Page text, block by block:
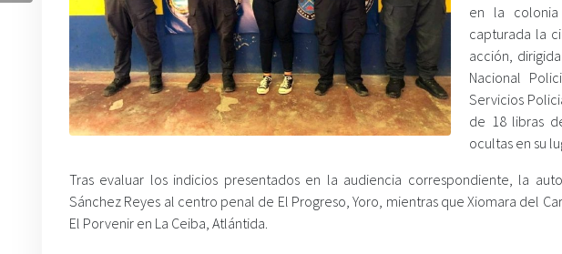
en la
capturada la
acción,
Nacional
Servicios
de 18 libras
ocultas en su
Tras evaluar los indicios presentados en la audiencia correspondiente, la
Sánchez Reyes al centro penal de El Progreso, Yoro, mientras que Xiomara del
El Porvenir en La Ceiba, Atlántida.